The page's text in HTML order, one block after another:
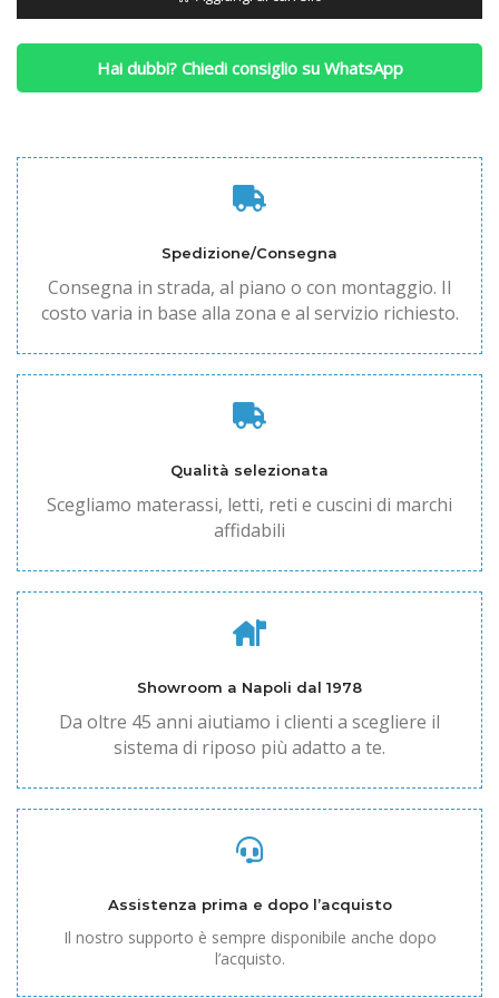
Hai dubbi? Chiedi consiglio su WhatsApp
Spedizione/Consegna
Consegna in strada, al piano o con montaggio. Il
costo varia in base alla zona e al servizio richiesto.
Qualità selezionata
Scegliamo materassi, letti, reti e cuscini di marchi
affidabili
Showroom a Napoli dal 1978
Da oltre 45 anni aiutiamo i clienti a scegliere il
sistema di riposo più adatto a te.
Assistenza prima e dopo l’acquisto
Il nostro supporto è sempre disponibile anche dopo
l’acquisto.